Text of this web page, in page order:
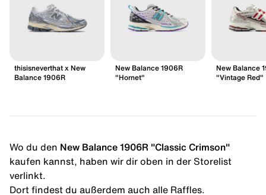
thisisneverthat x New
Balance 1906R
New Balance 1906R
"Hornet"
New Balance
"Vintage Red"
Wo du den New Balance 1906R "Classic Crimson"
kaufen kannst, haben wir dir oben in der Storelist
verlinkt.
Dort findest du außerdem auch alle Raffles.